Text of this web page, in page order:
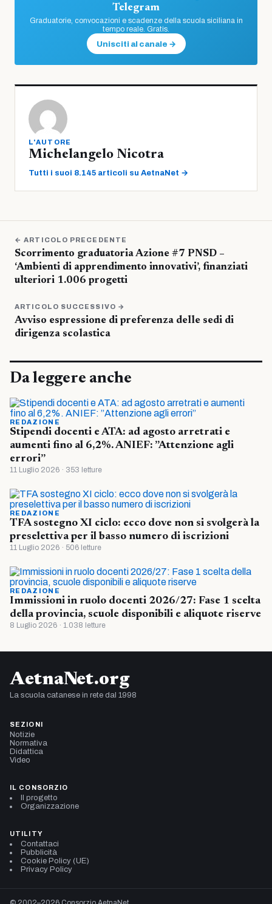
Telegram
Graduatorie, convocazioni e scadenze della scuola siciliana in
tempo reale. Gratis.
Unisciti al canale →
L'AUTORE
Michelangelo Nicotra
Tutti i suoi 8.145 articoli su AetnaNet →
← ARTICOLO PRECEDENTE
Scorrimento graduatoria Azione #7 PNSD –
‘Ambienti di apprendimento innovativi’, finanziati
ulteriori 1.006 progetti
ARTICOLO SUCCESSIVO →
Avviso espressione di preferenza delle sedi di
dirigenza scolastica
Da leggere anche
REDAZIONE
Stipendi docenti e ATA: ad agosto arretrati e
aumenti fino al 6,2%. ANIEF: ”Attenzione agli
errori”
11 Luglio 2026 · 353 letture
REDAZIONE
TFA sostegno XI ciclo: ecco dove non si svolgerà la
preselettiva per il basso numero di iscrizioni
11 Luglio 2026 · 506 letture
REDAZIONE
Immissioni in ruolo docenti 2026/27: Fase 1 scelta
della provincia, scuole disponibili e aliquote riserve
8 Luglio 2026 · 1.038 letture
AetnaNet.org
La scuola catanese in rete dal 1998
SEZIONI
Notizie
Normativa
Didattica
Video
IL CONSORZIO
Il progetto
Organizzazione
UTILITY
Contattaci
Pubblicità
Cookie Policy (UE)
Privacy Policy